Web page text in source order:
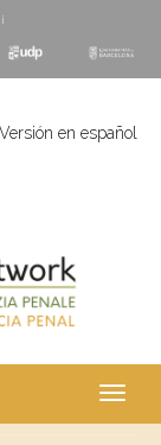
Versión en español